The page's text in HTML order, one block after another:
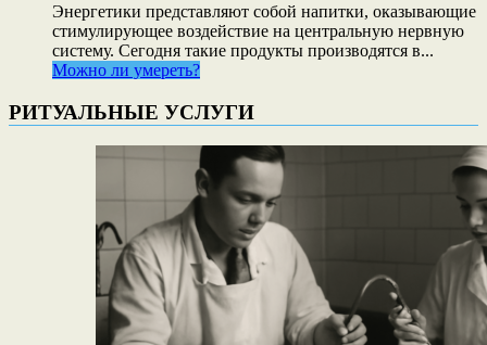
Энергетики представляют собой напитки, оказывающие
стимулирующее воздействие на центральную нервную
систему. Сегодня такие продукты производятся в...
Можно ли умереть?
РИТУАЛЬНЫЕ УСЛУГИ